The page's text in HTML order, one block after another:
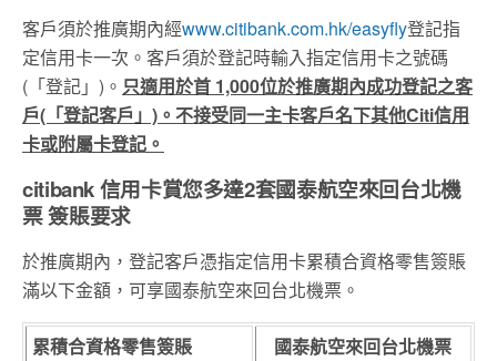
客戶須於推廣期內經www.citibank.com.hk/easyfly登記指
定信用卡一次。客戶須於登記時輸入指定信用卡之號碼
(「登記」)。 只適用於首 1,000位於推廣期內成功登記之客
戶(「登記客戶」)。不接受同一主卡客戶名下其他Citi信用
卡或附屬卡登記。
citibank 信用卡賞您多達2套國泰航空來回台北機
票 簽賬要求
於推廣期內，登記客戶憑指定信用卡累積合資格零售簽賬
滿以下金額，可享國泰航空來回台北機票。
累積合資格零售簽賬
國泰航空來回台北機票